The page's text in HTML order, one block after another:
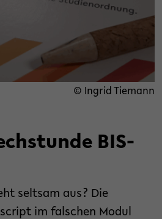
© Ingrid Tiemann
BIS-
seltsam aus? Die
im falschen Modul